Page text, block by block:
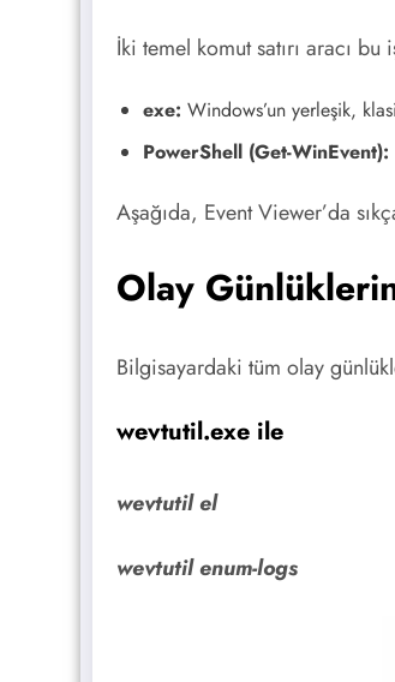
İki temel komut satırı aracı bu
exe: Windows’un yerleşik,
PowerShell (Get-WinEvent):
Aşağıda, Event Viewer’da
Olay
Bilgisayardaki tüm olay
wevtutil.exe ile
wevtutil el
wevtutil enum-logs